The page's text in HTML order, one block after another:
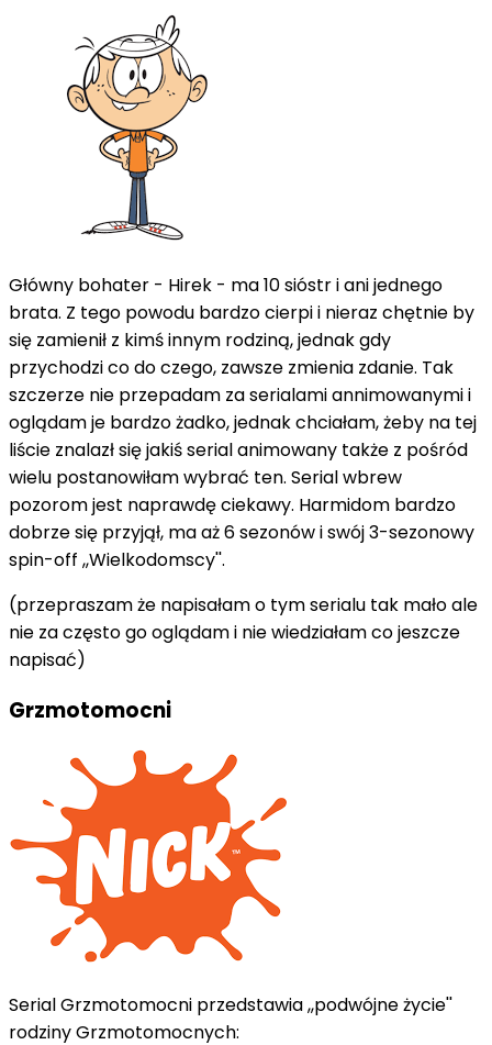
Główny bohater - Hirek - ma 10 sióstr i ani jednego
brata. Z tego powodu bardzo cierpi i nieraz chętnie by
się zamienił z kimś innym rodziną, jednak gdy
przychodzi co do czego, zawsze zmienia zdanie. Tak
szczerze nie przepadam za serialami annimowanymi i
oglądam je bardzo żadko, jednak chciałam, żeby na tej
liście znalazł się jakiś serial animowany także z pośród
wielu postanowiłam wybrać ten. Serial wbrew
pozorom jest naprawdę ciekawy. Harmidom bardzo
dobrze się przyjął, ma aż 6 sezonów i swój 3-sezonowy
spin-off ,,Wielkodomscy''.
(przepraszam że napisałam o tym serialu tak mało ale
nie za często go oglądam i nie wiedziałam co jeszcze
napisać)
Grzmotomocni
Serial Grzmotomocni przedstawia ,,podwójne życie''
rodziny Grzmotomocnych: